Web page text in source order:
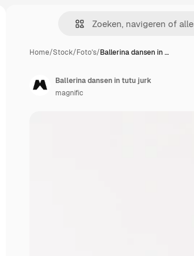
Home/Stock/Foto's/Ballerina dansen in …
Ballerina dansen in tutu jurk
magnific